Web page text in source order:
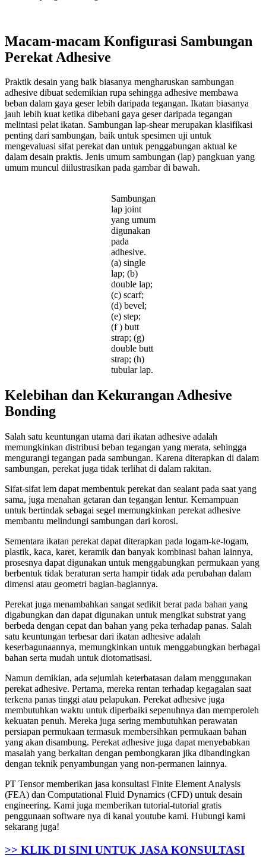
Macam-macam Konfigurasi Sambungan
Perekat Adhesive
Praktik desain yang baik biasanya mengharuskan sambungan
adhesive dibuat sedemikian rupa sehingga adhesive membawa
beban dalam gaya geser lebih daripada tegangan. Ikatan biasanya
jauh lebih kuat ketika dibebani gaya geser daripada tegangan
melintasi pelat ikatan. Sambungan lap-shear merupakan klasifikasi
penting dari sambungan, baik untuk spesimen uji untuk
mengevaluasi sifat perekat dan untuk penggabungan aktual ke
dalam desain praktis. Jenis umum sambungan (lap) pangkuan yang
umum muncul diilustrasikan pada gambar di bawah.
Sambungan
lap joint
yang umum
digunakan
pada
adhesive.
(a) single
lap; (b)
double lap;
(c) scarf;
(d) bevel;
(e) step;
(f ) butt
strap; (g)
double butt
strap; (h)
tubular lap.
Kelebihan dan Kekurangan Adhesive
Bonding
Salah satu keuntungan utama dari ikatan adhesive adalah
memungkinkan distribusi beban tegangan yang merata, sehingga
mengurangi tegangan pada sambungan. Karena diterapkan di dalam
sambungan, perekat juga tidak terlihat di dalam rakitan.
Sifat-sifat lem dapat membentuk perekat dan sealant pada saat yang
sama, juga menahan getaran dan tegangan lentur. Kemampuan
untuk bertindak sebagai segel memungkinkan perekat adhesive
membantu melindungi sambungan dari korosi.
Sementara ikatan perekat dapat diterapkan pada logam-ke-logam,
plastik, kaca, karet, keramik dan banyak kombinasi bahan lainnya,
prosesnya dapat digunakan untuk menggabungkan permukaan yang
berbentuk tidak beraturan serta hampir tidak ada perubahan dalam
dimensi atau geometri bagian-bagiannya.
Perekat juga menambahkan sangat sedikit berat pada bahan yang
digabungkan dan dapat digunakan untuk mengikat substrat yang
berbeda dengan cepat dan bahan yang peka terhadap panas. Salah
satu keuntungan terbesar dari ikatan adhesive adalah
keserbagunaannya, memungkinkan untuk menggabungkan berbagai
bahan serta mudah untuk diotomatisasi.
Namun demikian, ada sejumlah keterbatasan dalam menggunakan
perekat adhesive. Pertama, mereka rentan terhadap kegagalan saat
terkena panas tinggi atau pelapukan. Perekat adhesive juga
membutuhkan waktu untuk diperbaiki sepenuhnya dan memperoleh
kekuatan penuh. Mereka juga sering membutuhkan perawatan
persiapan permukaan termasuk membersihkan permukaan bahan
yang akan disambung. Perekat adhesive juga dapat menyebabkan
masalah yang berkaitan dengan pembongkaran jika dibandingkan
dengan teknik penyambungan yang non-permanen lainnya.
PT Tensor memberikan jasa konsultasi Finite Element Analysis
(FEA) dan Computational Fluid Dynamics (CFD) untuk desain
engineering. Kami juga memberikan tutorial-tutorial gratis
penggunaan software nya di kanal youtube kami. Hubungi kami
sekarang juga!
>> KLIK DI SINI UNTUK JASA KONSULTASI